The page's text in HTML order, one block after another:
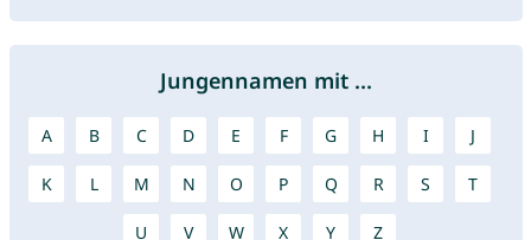
Jungennamen mit ...
A B C D E F G H I J
K L M N O P Q R S T
U V W X Y Z